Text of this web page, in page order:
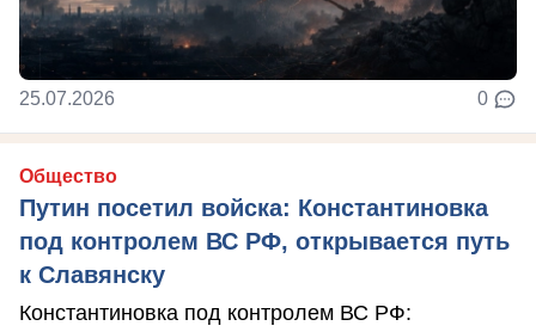
25.07.2026 0
Общество
Путин посетил войска: Константиновка
под контролем ВС РФ, открывается путь
к Славянску
Константиновка под контролем ВС РФ: